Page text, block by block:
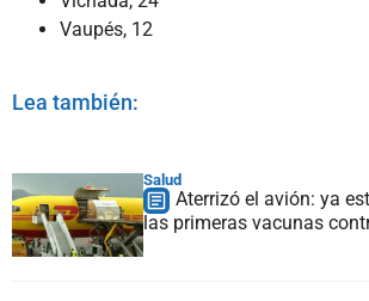
Vaupés, 12
Lea también:
Salud
Aterrizó el avión: ya
las primeras vacunas